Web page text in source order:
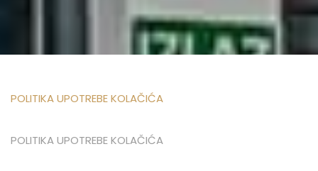
BUSINESS&WELLNESS
POLITIKA UPOTREBE KOLAČIĆA
POLITIKA UPOTREBE KOLAČIĆA